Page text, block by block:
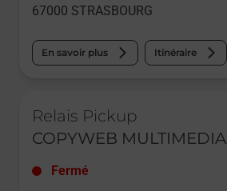
67000 STRASBOURG
En savoir plus Itinéraire
Relais Pickup
COPYWEB MULTIMEDIA
Fermé